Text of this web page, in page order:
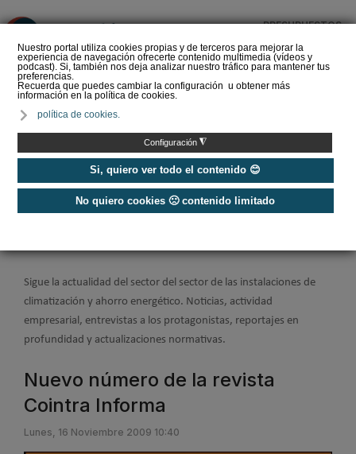
Nuestro portal utiliza cookies propias y de terceros para mejorar la
experiencia de navegación ofrecerte contenido multimedia (vídeos y
podcast). Si, también nos deja analizar nuestro tráfico para mantener tus
preferencias.
Recuerda que puedes cambiar la configuración u obtener más
información en la política de cookies.
política de cookies.
Configuración ◮
Si, quiero ver todo el contenido 😊
No quiero cookies 🙁 contenido limitado
PRESUPUESTOS
del Amperio (Episodio 3)
Noticias / Actualidad
Sigue la actualidad del sector del sector de las instalaciones de
climatización y ahorro energético. Noticias, actividad
empresarial, entrevistas a los protagonistas, reportajes en
profundidad y actualizaciones normativas.
Nuevo número de la revista
Cointra Informa
Lunes, 16 Noviembre 2009 10:40